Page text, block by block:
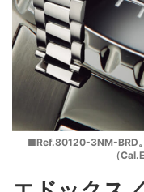
■Ref.80120-3NM-BRD
（